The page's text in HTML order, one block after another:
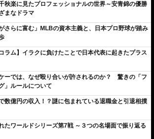
秋楽に見たプロフェッショナルの世界～安青錦の優勝
まなドラマ
さらに富む」MLBの資本主義と、日本プロ野球が踏み
ラム】イラクに負けたことで日本代表に起きたプラス
ーでは、なぜ殴り合いが許されるのか？ 驚きの「フ
」ルールについて
数億円の収入！？謎に包まれている退職金と引退相撲
たワールドシリーズ第7戦 ～３つの名場面で振り返る